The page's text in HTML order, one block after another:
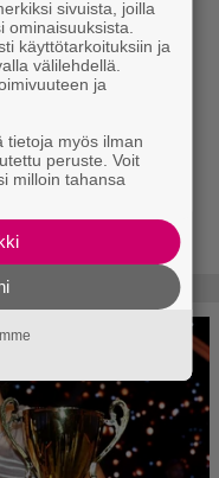
– yhtiöltä
sivuista, joilla
käyttötarkoituksiin ja
välilehdellä.
ja
tietoja myös ilman
peruste. Voit
milloin tahansa